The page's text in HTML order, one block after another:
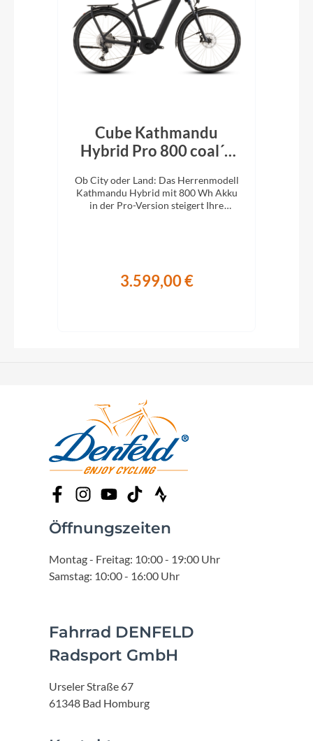
Cube Kathmandu
Hybrid Pro 800 coal´n
Ob City oder Land: Das Herrenmodell
Kathmandu Hybrid mit 800 Wh Akku
in der Pro-Version steigert Ihre
3.599,00 €
Öffnungszeiten
Montag - Freitag: 10:00 - 19:00 Uhr
Samstag: 10:00 - 16:00 Uhr
Fahrrad DENFELD
Radsport GmbH
Urseler Straße 67
61348 Bad Homburg